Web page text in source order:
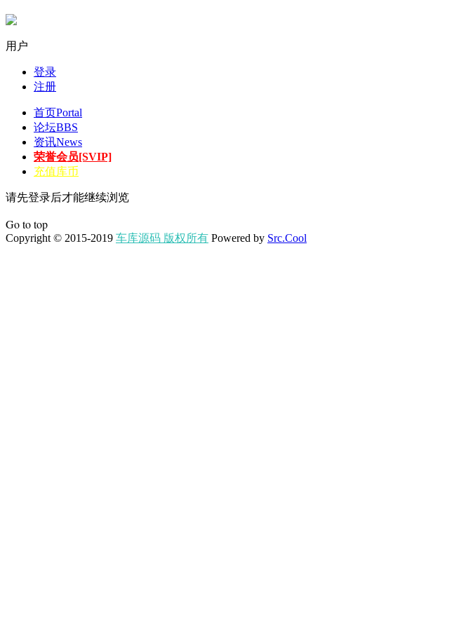
用户
登录
注册
首页Portal
论坛BBS
资讯News
荣誉会员[SVIP]
充值库币
请先登录后才能继续浏览
Go to top
Copyright © 2015-2019 车库源码 版权所有 Powered by Src.Cool